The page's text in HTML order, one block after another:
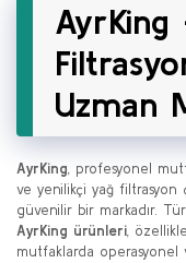
AyrKing
Uzman
AyrKing, profesyonel
ve yenilikçi yağ
güvenilir bir markadır.
AyrKing ürünleri,
mutfaklarda